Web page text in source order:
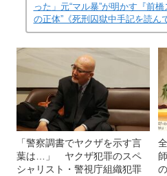
った」元“マル暴”が明かす『前
の正体”《死刑囚獄中手記を読ん
「警察調書でヤクザを示す言
葉は…」 ヤクザ犯罪のスペ
シャリスト・警視庁組織犯罪